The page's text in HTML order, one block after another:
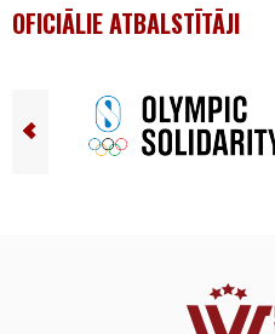
OFICIĀLIE ATBALSTĪTĀJI